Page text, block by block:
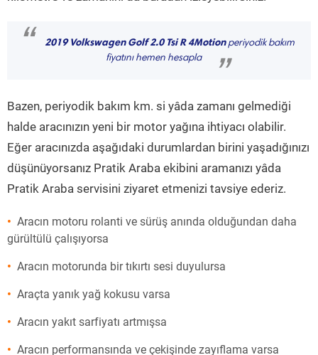
“ 2019 Volkswagen Golf 2.0 Tsi R 4Motionperiyodik bakım
fiyatını hemen hesapla
”
Bazen, periyodik bakım km. si yâda zamanı gelmediği
halde aracınızın yeni bir motor yağına ihtiyacı olabilir.
Eğer aracınızda aşağıdaki durumlardan birini yaşadığınızı
düşünüyorsanız Pratik Araba ekibini aramanızı yâda
Pratik Araba servisini ziyaret etmenizi tavsiye ederiz.
Aracın motoru rolanti ve sürüş anında olduğundan daha
gürültülü çalışıyorsa
Aracın motorunda bir tıkırtı sesi duyulursa
Araçta yanık yağ kokusu varsa
Aracın yakıt sarfiyatı artmışsa
Aracın performansında ve çekişinde zayıflama varsa